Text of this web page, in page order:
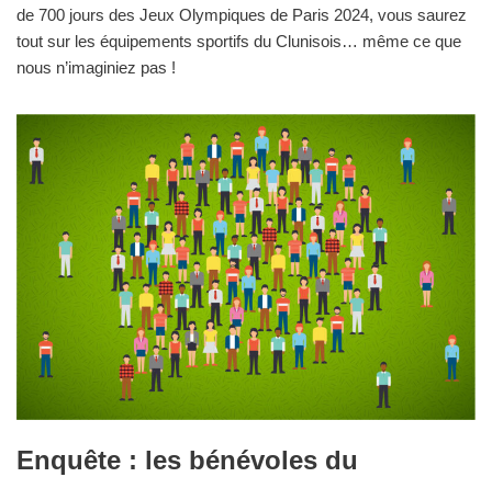
de 700 jours des Jeux Olympiques de Paris 2024, vous saurez
tout sur les équipements sportifs du Clunisois… même ce que
nous n’imaginiez pas !
Enquête : les bénévoles du